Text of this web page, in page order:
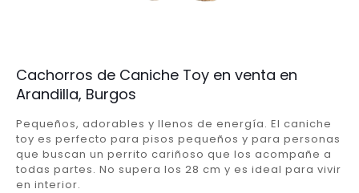
Cachorros de Caniche Toy en venta en
Arandilla, Burgos
Pequeños, adorables y llenos de energía. El caniche
toy es perfecto para pisos pequeños y para personas
que buscan un perrito cariñoso que los acompañe a
todas partes. No supera los 28 cm y es ideal para vivir
en interior.